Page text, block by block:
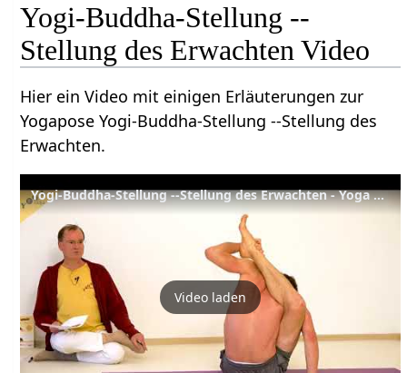
Yogi-Buddha-Stellung --
Stellung des Erwachten Video
Hier ein Video mit einigen Erläuterungen zur
Yogapose Yogi-Buddha-Stellung --Stellung des
Erwachten.
Yogi-Buddha-Stellung --Stellung des Erwachten - Yoga Asana Lexikon
Video laden